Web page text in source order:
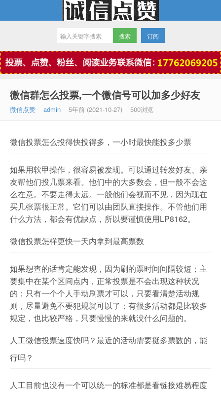
微信点赞
订阅
微信群怎么投票,一个微信号可以加多少好友
微信点赞 admin 5年前 (2021-10-27) 500浏览
微信投票怎么投得快投得多，一小时最快能投多少票
如果用软甲操作，很容易被发现。可以通过转发好友、亲
友帮他们投几票来看。他们中的大多数会，但一般不会这
么在意。不要走得太远。一般他们会视而不见，因为现在
买几张票很正常。它们可以由团队直接操作。不管他们用
什么方法，都会有优缺点，所以要谨慎使用LP8162。
微信投票怎样更快一天内拿到最高票数
如果想查的话肯定能发现，因为刷的票时间间隔较短；主
要集中在某个区间点内，正常投票是不会出现这种状况
的；只有一个个人手动刷票才可以，只要看清楚活动规
则，尽量避免不要犯规就可以了；有很多活动都是比较多
规定，也比较严格，只要慢慢的来就没什么问题的。
人工微信投票速度快吗？最近的活动需要挺多票数的，能
行吗？
人工目前也没有一个可以统一的标准都是看链接难易程度